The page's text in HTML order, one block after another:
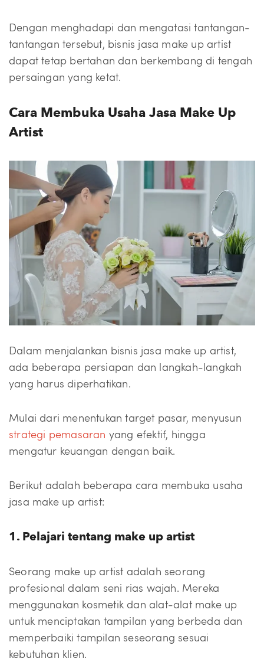
Dengan menghadapi dan mengatasi tantangan-
tantangan tersebut, bisnis jasa make up artist
dapat tetap bertahan dan berkembang di tengah
persaingan yang ketat.
Cara Membuka Usaha Jasa Make Up
Artist
Dalam menjalankan bisnis jasa make up artist,
ada beberapa persiapan dan langkah-langkah
yang harus diperhatikan.
Mulai dari menentukan target pasar, menyusun
strategi pemasaran yang efektif, hingga
mengatur keuangan dengan baik.
Berikut adalah beberapa cara membuka usaha
jasa make up artist:
1. Pelajari tentang make up artist
Seorang make up artist adalah seorang
profesional dalam seni rias wajah. Mereka
menggunakan kosmetik dan alat-alat make up
untuk menciptakan tampilan yang berbeda dan
memperbaiki tampilan seseorang sesuai
kebutuhan klien.